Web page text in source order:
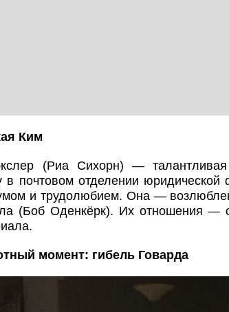
Ким
(Риа Сихорн) — талантливая
в почтовом отделении
и трудолюбием. Она —
(Боб Оденкёрк). Их отношения —
момент: гибель Говарда